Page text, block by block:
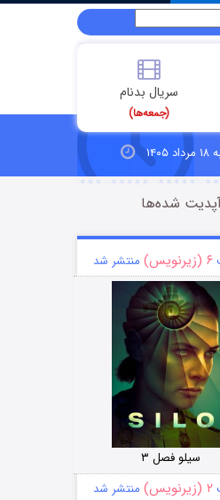
سریال بدنام
(جمعه‌ها)
شده‌ها
۶ (زیرنویس) منتشر شد
سیلو فصل ۳
۲ (زیرنویس) منتشر شد